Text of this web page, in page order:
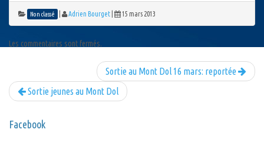
Non classé Adrien Bourget 15 mars 2013
Les commentaires sont fermés.
Sortie au Mont Dol 16 mars: reportée
Sortie jeunes au Mont Dol
Facebook